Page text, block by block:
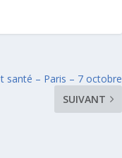
santé – Paris – 7 octobre
SUIVANT